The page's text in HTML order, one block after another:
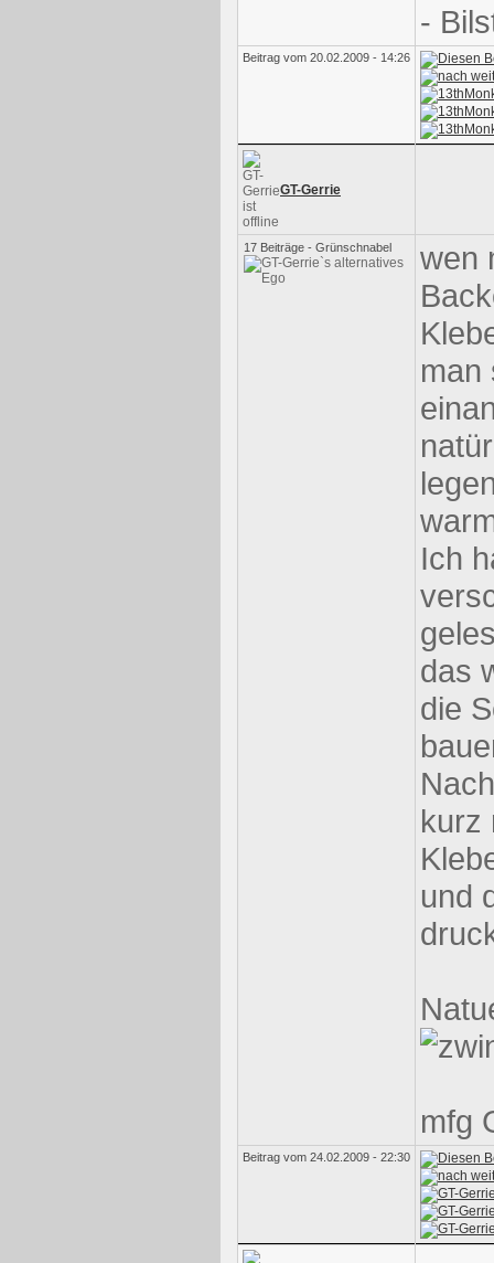
-
Beitrag vom 20.02.2009 - 14:26
GT-Gerrie
17 Beiträge - Grünschnabel
wen
man
Ich
das
die
kurz
und
mfg
Beitrag vom 24.02.2009 - 22:30